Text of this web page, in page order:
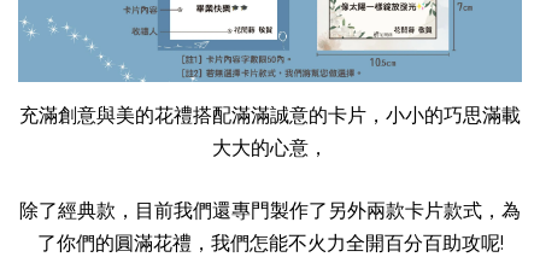
充滿創意與美的花禮搭配滿滿誠意的卡片，小小的巧思滿載
大大的心意，
除了經典款，目前我們還專門製作了另外兩款卡片款式，為
了你們的圓滿花禮，我們怎能不火力全開百分百助攻呢!